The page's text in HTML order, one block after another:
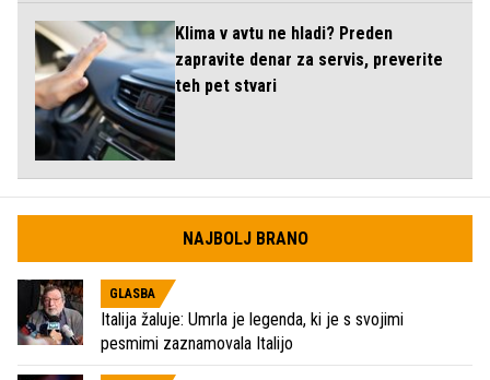
Klima v avtu ne hladi? Preden
zapravite denar za servis, preverite
teh pet stvari
NAJBOLJ BRANO
GLASBA
Italija žaluje: Umrla je legenda, ki je s svojimi
pesmimi zaznamovala Italijo